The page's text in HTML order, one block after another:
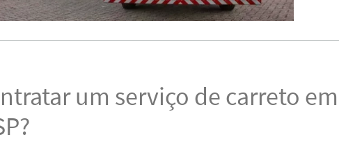
um serviço de carreto em